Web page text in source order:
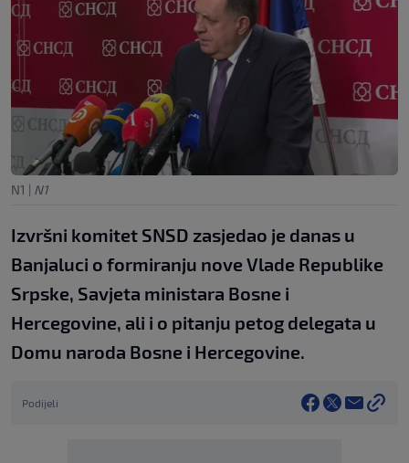
N1 | N1
Izvršni komitet SNSD zasjedao je danas u
Banjaluci o formiranju nove Vlade Republike
Srpske, Savjeta ministara Bosne i
Hercegovine, ali i o pitanju petog delegata u
Domu naroda Bosne i Hercegovine.
Podijeli